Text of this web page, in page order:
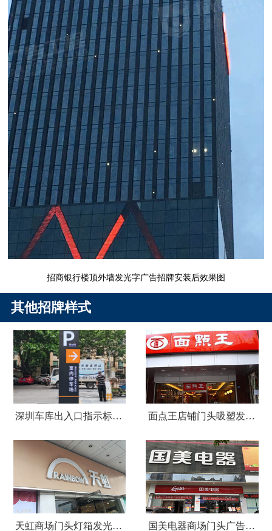
招商银行楼顶外墙发光字广告招牌安装后效果图
其他招牌样式
深圳车库出入口指示标识牌制作 面点王店铺门头吸塑发光字广告招牌
天虹商场门头灯箱发光字广告招牌 国美电器商场门头广告招牌设计制作安装